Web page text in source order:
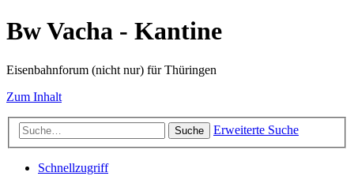
Bw Vacha - Kantine
Eisenbahnforum (nicht nur) für Thüringen
Zum Inhalt
Suche Erweiterte Suche
Schnellzugriff